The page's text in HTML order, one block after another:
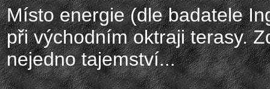
Místo energie (dle badatele
při východním oktraji terasy.
nejedno tajemství...